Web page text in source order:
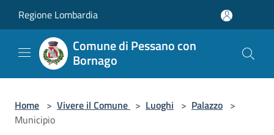
Regione Lombardia
Comune di Pessano con
Bornago
Home > Vivere il Comune > Luoghi > Palazzo >
Municipio